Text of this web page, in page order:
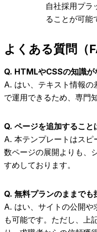
自社採用プラ
ることが可能
よくある質問（
Q. HTMLやCSSの知識が
A. はい、テキスト情報
で運用できるため、専門
Q. ページを追加すること
A. 本テンプレートはスピ
数ページの展開よりも、
すめしております。
Q. 無料プランのままでも
A. はい、サイトの公開
も可能です。ただし、上